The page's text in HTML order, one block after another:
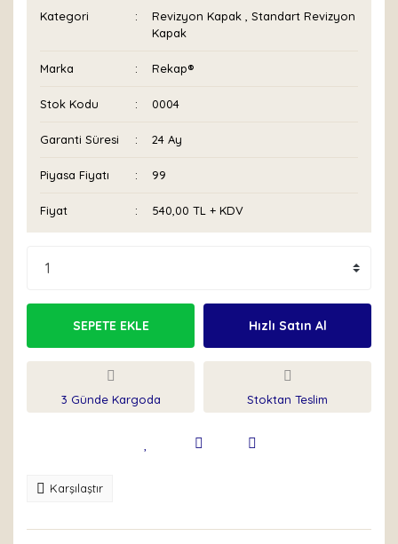
Kategori Revizyon Kapak ,Standart Revizyon
Kapak
Marka Rekap®
Stok Kodu 0004
Garanti Süresi 24 Ay
Piyasa Fiyatı 99
Fiyat 540,00 TL + KDV
SEPETE EKLE Hızlı Satın Al
3 Günde Kargoda Stoktan Teslim
Karşılaştır